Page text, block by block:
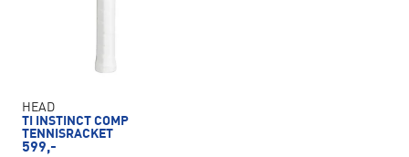
HEAD
TI INSTINCT COMP
TENNISRACKET
599,-